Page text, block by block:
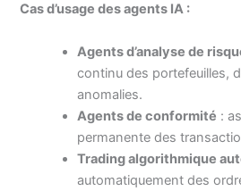
Cas d’usage des agents IA :
Agents d’analyse de
continu des portefeuilles,
anomalies.
Agents de conformité :
permanente des
Trading algorithmique
automatiquement des